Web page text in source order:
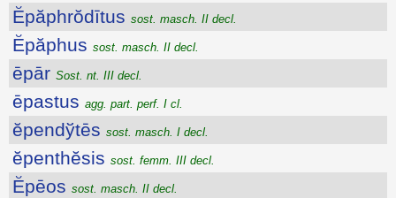
Ĕpăphrŏdītus sost. masch. II decl.
Ĕpăphus sost. masch. II decl.
ēpār Sost. nt. III decl.
ēpastus agg. part. perf. I cl.
ĕpendўtēs sost. masch. I decl.
ĕpenthĕsis sost. femm. III decl.
Ĕpēos sost. masch. II decl.